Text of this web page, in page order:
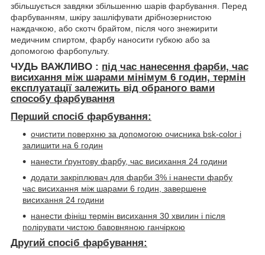
збільшується завдяки збільшенню шарів фарбування. Перед
фарбуванням, шкіру зашліфувати дрібнозернистою
наждачкою, або скотч брайтом, після чого знежирити
медичним спиртом, фарбу наносити губкою або за
допомогою фарбопульту.
ЧУДЬ ВАЖЛИВО : під час нанесення фарби, час
висихання між шарами мінімум 6 годин, термін
експлуатації залежить від обраного вами
способу фарбування
Перший спосіб фарбування:
очистити поверхню за допомогою очисника bsk-color і
залишити на 6 годин
нанести ґрунтову фарбу, час висихання 24 години
додати закріплювач для фарби 3% і нанести фарбу
час висихання між шарами 6 годин, завершене
висихання 24 години
нанести фініш термін висихання 30 хвилин і після
полірувати чистою бавовняною ганчіркою
Другий спосіб фарбування: